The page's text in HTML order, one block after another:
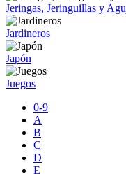
Jeringas, Jeringuillas y
Jardineros
Japón
Juegos
0-9
A
B
C
D
E